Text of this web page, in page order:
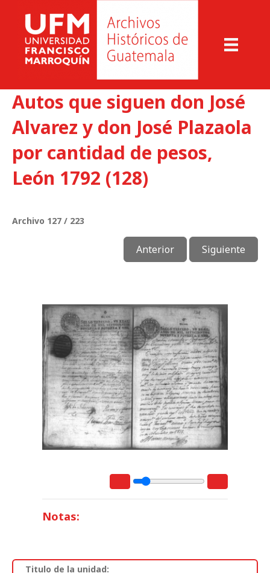
Autos que siguen don José
Alvarez y don José Plazaola
por cantidad de pesos,
León 1792 (128)
Archivo 127 / 223
Anterior Siguiente
Notas:
Titulo de la unidad: